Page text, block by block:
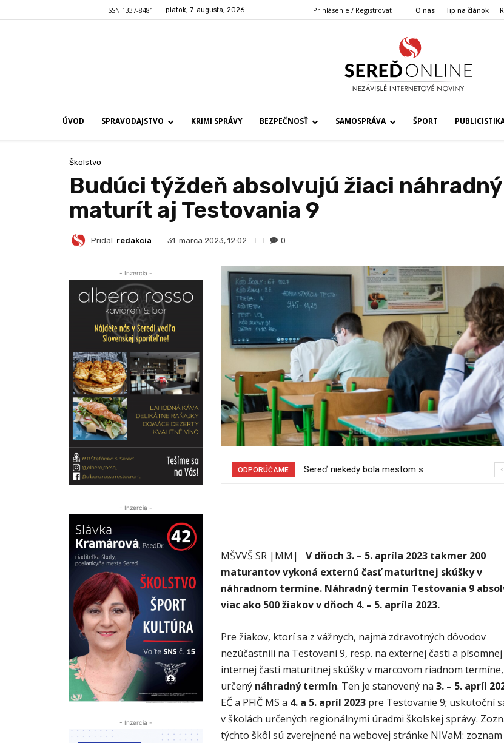
ISSN 1337-8481 piatok, 7. augusta, 2026 Prihlásenie / Registrovať O nás Tip na článok
ÚVOD SPRAVODAJSTVO KRIMI SPRÁVY BEZPEČNOSŤ SAMOSPRÁVA ŠPORT
Školstvo
Budúci týždeň absolvujú žiaci
maturít aj Testovania 9
Pridal redakcia 31. marca 2023, 12:02 0
- Inzercia -
- Inzercia -
- Inzercia -
ODPORÚČAME
Pri venčení na Jesenského ulici mal
MŠVVŠ SR |MM| V dňoch 3. – 5. apríla 2023 takmer 200
maturantov vykoná externú časť maturitnej skúšky v
náhradnom termíne. Náhradný termín Testovania 9
viac ako 500 žiakov v dňoch 4. – 5. apríla 2023.
Pre žiakov, ktorí sa z vážnych, najmä zdravotných dôvodov
nezúčastnili na Testovaní 9, resp. na externej časti a
internej časti maturitnej skúšky v marcovom riadnom
určený náhradný termín. Ten je stanovený na 3. – 5. apríl
EČ a PFIČ MS a 4. a 5. apríl 2023 pre Testovanie 9; uskutoční
v školách určených regionálnymi úradmi školskej správy.
týchto škôl sú zverejnené na webovej stránke NIVaM: